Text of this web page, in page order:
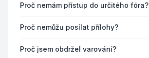
Proč nemám přístup do určitého fóra?
Proč nemůžu posílat přílohy?
Proč jsem obdržel varování?